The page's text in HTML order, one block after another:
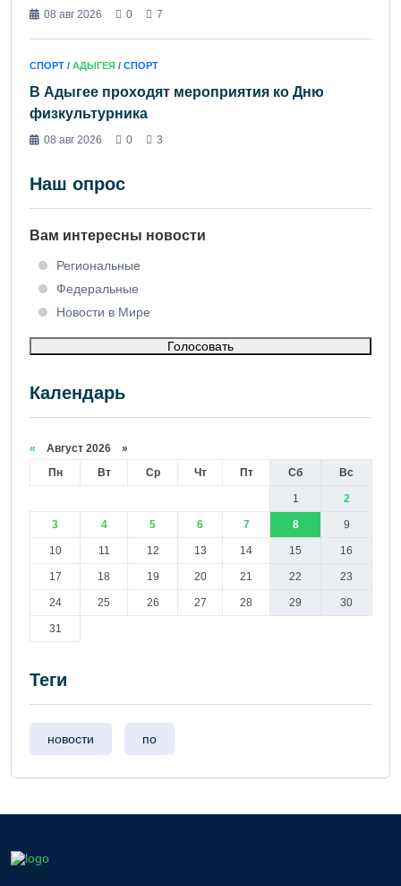
08 авг 2026 0 7
СПОРТ / АДЫГЕЯ / СПОРТ
В Адыгее проходят мероприятия ко Дню
физкультурника
08 авг 2026 0 3
Наш опрос
Вам интересны новости
Региональные
Федеральные
Новости в Мире
Голосовать
Календарь
« Август 2026 »
Пн
Вт Ср Чт Пт Сб Вс
1 2
3 4 5 6 7 8 9
10 11 12 13 14 15 16
17 18 19 20 21 22 23
24 25 26 27 28 29 30
31
Теги
новости по